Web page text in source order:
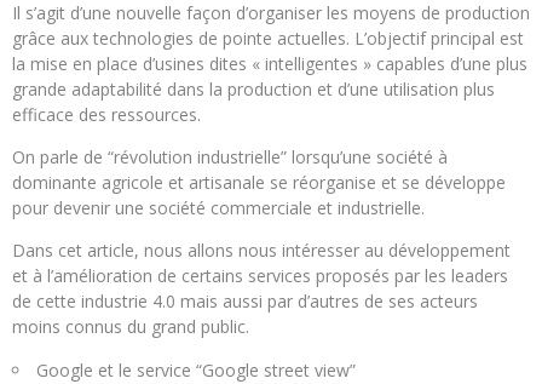
Il s’agit d’une nouvelle façon d’organiser les moyens de production
grâce aux technologies de pointe actuelles. L’objectif principal est
la mise en place d’usines dites « intelligentes » capables d’une plus
grande adaptabilité dans la production et d’une utilisation plus
efficace des ressources.
On parle de “révolution industrielle” lorsqu’une société à
dominante agricole et artisanale se réorganise et se développe
pour devenir une société commerciale et industrielle.
Dans cet article, nous allons nous intéresser au développement
et à l’amélioration de certains services proposés par les leaders
de cette industrie 4.0 mais aussi par d’autres de ses acteurs
moins connus du grand public.
Google et le service “Google street view”